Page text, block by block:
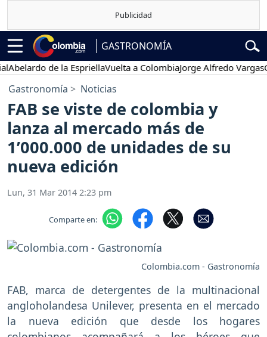
GASTRONOMÍA
de la EspriellaVuelta a ColombiaJorge Alfredo Vargas
Gastronomía Noticias
FAB se viste de colombia y
lanza al mercado más de
1’000.000 de unidades de su
nueva edición
Lun, 31 Mar 2014 2:23 pm
Comparte en:
Colombia.com - Gastronomía
FAB, marca de detergentes de la multinacional
angloholandesa Unilever, presenta en el mercado
la nueva edición que desde los hogares